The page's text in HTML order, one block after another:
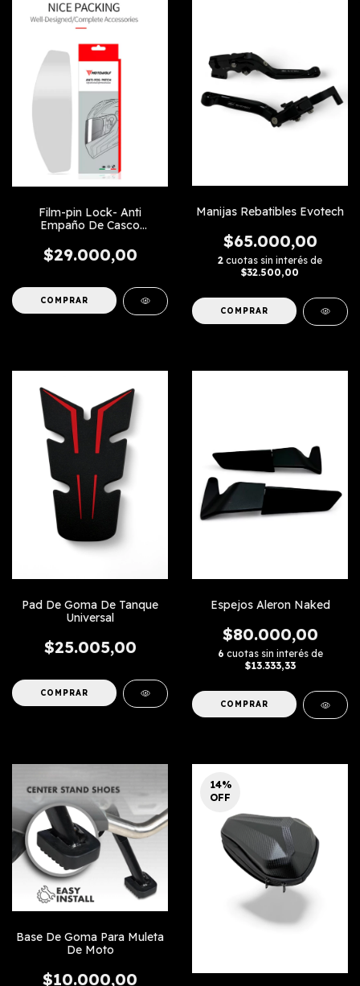
Film-pin Lock- Anti
Empaño De Casco
$29.000,00
Manijas Rebatibles Evotech
$65.000,00
2 cuotas sin interés de
$32.500,00
COMPRAR
Pad De Goma De Tanque
Universal
$25.005,00
COMPRAR
Espejos Aleron Naked
$80.000,00
6 cuotas sin interés de
$13.333,33
Base De Goma Para Muleta
De Moto
$10.000,00
14%
OFF